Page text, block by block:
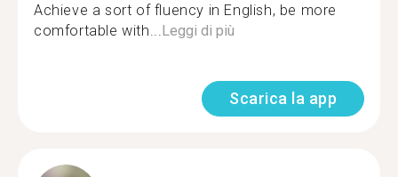
Achieve a sort of fluency in English, be more
comfortable with...Leggi di più
Scarica la app